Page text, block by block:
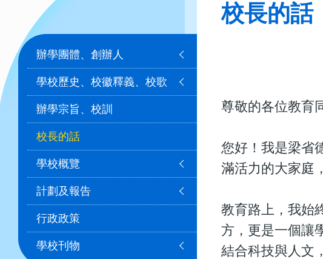
校長的話
尊敬的各位教育
您好！我是梁省
滿活力的大家庭
教育路上，我始
方，更是一個讓
結合科技與人文
Main
navigation
辦學團體、創辦人
學校歷史、校徽釋義、校歌
辦學宗旨、校訓
校長的話
學校概覽
計劃及報告
行政政策
學校刊物